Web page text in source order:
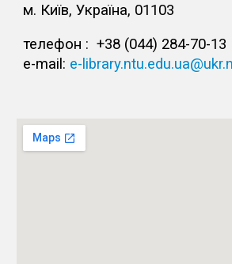
м. Київ, Україна, 01103
телефон : +38 (044) 284-70-13
e-mail: e-